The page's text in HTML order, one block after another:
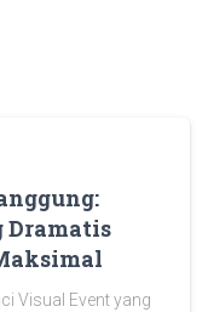
Dramatis
Visual Event yang